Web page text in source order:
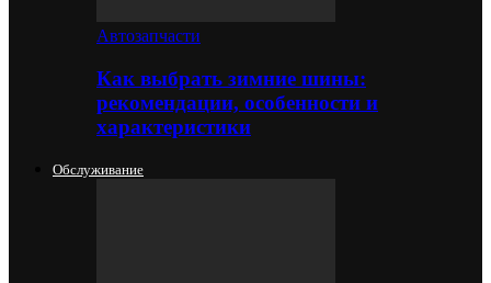
Автозапчасти
Как выбрать зимние шины:
рекомендации, особенности и
характеристики
Обслуживание